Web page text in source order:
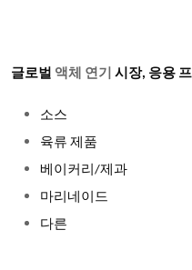
글로벌 액체 연기 시장, 응용
소스
육류 제품
베이커리 /제과
마리네이드
다른